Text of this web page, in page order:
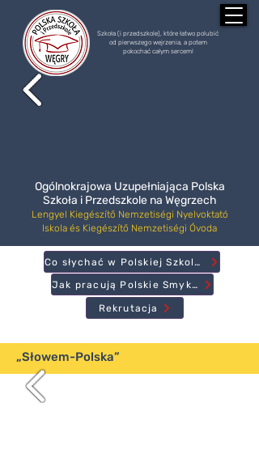
Szkoła (i przedszkole), które łatwo polubić
od pierwszego wejrzenia, a potem
pokochać całym sercem!
Ogólnokrajowa Uzupełniająca Polska
Szkoła i Przedszkole na Węgrzech
Lengyel Kiegészítő Nemzetiségi Nyelvoktató
Iskola és Kiegészítő Nemzetiségi Óvoda
Rekrutacja
Jak pracują Polskie Smyki?
Co słychać w Polskiej Szkole?
„Słowem-Polska”